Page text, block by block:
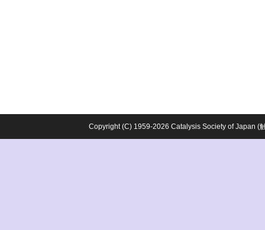
Copyright (C) 1959-2026 Catalysis Society of Japan (